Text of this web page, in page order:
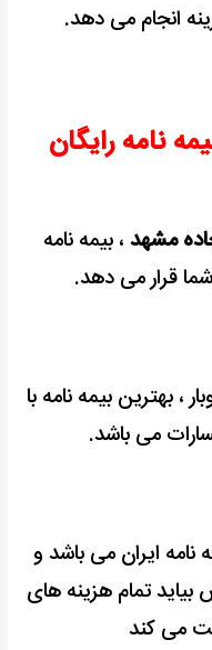
انجام می دهد.
نامه رایگان
مشهد ، بیمه نامه
قرار می دهد.
، بهترین بیمه نامه با
می باشد.
نامه ایران می باشد و
تمام هزینه های
می کند